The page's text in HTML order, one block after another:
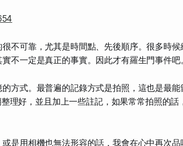
不可靠，尤其是時間點、先後順序。很多時候
不一定是真正的事實。因此才有羅生門事件吧
方式。最普遍的記錄方式是拍照，這也是最能
理好，並且加上一些註記，如果常常拍照的
是用相機也無法形容的話，我會在心中再次